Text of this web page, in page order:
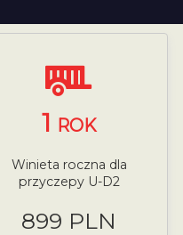
1 ROK
Winieta roczna dla
przyczepy U-D2
899 PLN